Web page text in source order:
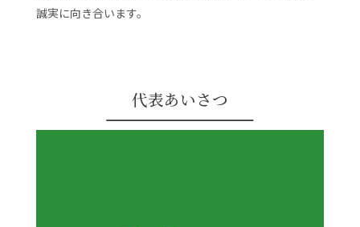
誠実に向き合います。
代表あいさつ